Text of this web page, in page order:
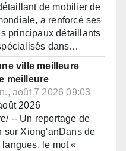
de mobilier de
a renforcé ses
principaux détaillants
dans…
ville meilleure
meilleure
août 7 2026 09:03
2026
-- Un reportage de
sur Xiong'anDans de
le mot «